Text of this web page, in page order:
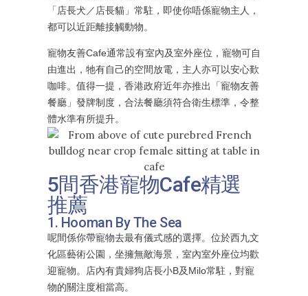
「店長犬／店長貓」常駐，即使你唔係寵物主人，
都可以近距離接觸動物。
寵物友善Cafe通常設有室內及室外座位，寵物可自
由進出，牠有自己的空間放電，主人亦可以安心歎
咖啡。值得一提，香港政府近年亦推出「寵物友善
餐廳」發牌制度，合法餐廳須符合衛生標準，令整
體水準有所提升。
5間香港寵物Cafe精選
推薦
1. Hooman By The Sea
呢間係你帶寵物去最有儀式感的選擇。位於西九文
化區藝術公園，坐擁無敵海景，室內室外座位均歡
迎寵物。店內有貴婦狗店長小B及Milo常駐，對寵
物的關注度相當高。